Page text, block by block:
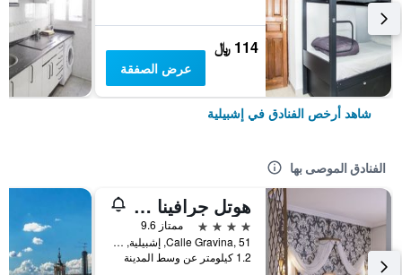
114 ﷼
عرض الصفقة
شاهد أرخص الفنادق في إشبيلية
الفنادق الموصى بها
هوتل جرافينا 51
4 نجوم
ممتاز 9.6
Calle Gravina, 51, إشبيلية, منطقة أندلوسيا, أسبانيا
1.2 كيلومتر عن وسط المدينة